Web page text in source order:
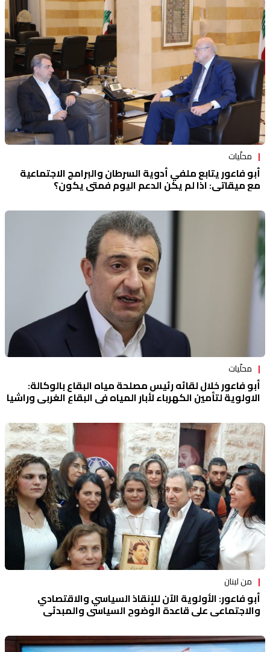
محلّيات
أبو فاعور يتابع ملفي أدوية السرطان والبرامج الاجتماعية
مع ميقاتي: اذا لم يكن الدعم اليوم فمتى يكون؟
محلّيات
أبو فاعور خلال لقائه رئيس مصلحة مياه البقاع بالوكالة:
الاولوية لتأمين الكهرباء لأبار المياه في البقاع الغربي وراشيا
من لبنان
أبو فاعور: الأولوية الآن للإنقاذ السياسي والاقتصادي
والاجتماعي على قاعدة الوضوح السياسي والمبدئي